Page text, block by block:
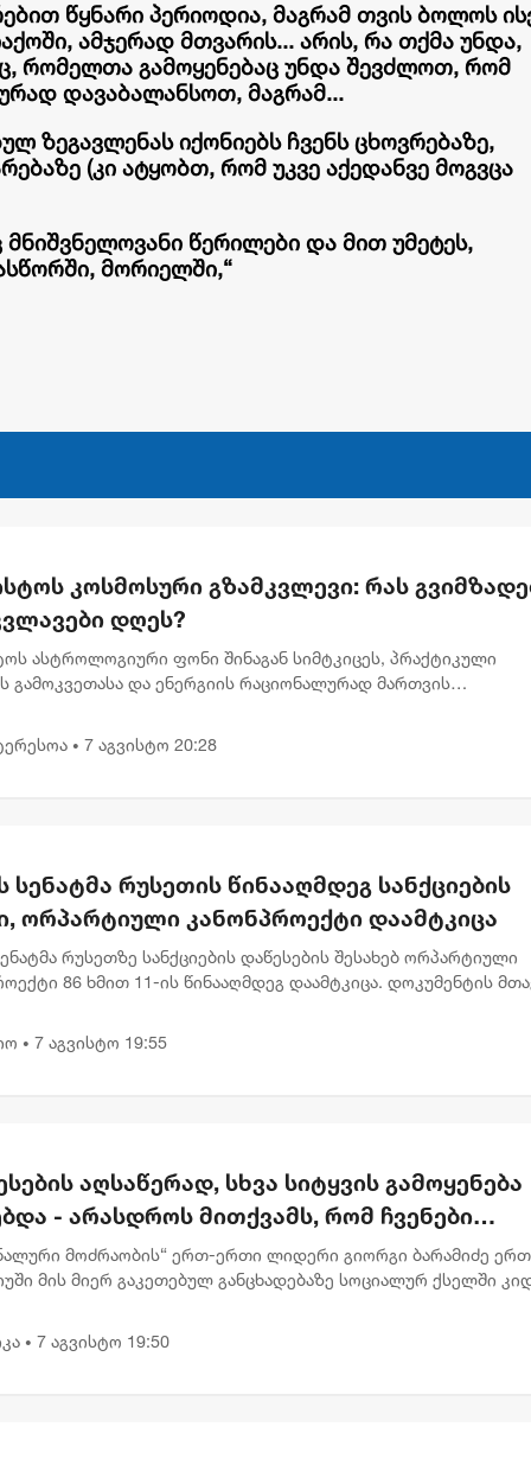
წყნარი პერიოდია, მაგრამ თვის ბოლოს
ამჯერად მთვარის... არის, რა თქმა უნდა,
რომელთა გამოყენებაც უნდა შევძლოთ, რომ
დავაბალანსოთ, მაგრამ...
ზეგავლენას იქონიებს ჩვენს ცხოვრებაზე,
(კი ატყობთ, რომ უკვე აქედანვე მოგვცა
მნიშვნელოვანი წერილები და მით უმეტეს,
მორიელში,“
კოსმოსური გზამკვლევი: რას
დღეს?
ასტროლოგიური ფონი შინაგან სიმტკიცეს, პრაქტიკული
გამოკვეთასა და ენერგიის რაციონალურად მართვის
• 7 აგვისტო 20:28
სენატმა რუსეთის წინააღმდეგ სანქციების
ორპარტიული კანონპროექტი დაამტკიცა
რუსეთზე სანქციების დაწესების შესახებ ორპარტიული
86 ხმით 11-ის წინააღმდეგ დაამტკიცა. დოკუმენტის
• 7 აგვისტო 19:55
აღსაწერად, სხვა სიტყვის გამოყენება
- არასდროს მითქვამს, რომ ჩვენები
ან დატყვევებულს "ხვრეტდნენ" -
მოძრაობის“ ერთ-ერთი ლიდერი გიორგი ბარამიძე
მის მიერ გაკეთებულ განცხადებაზე სოციალურ ქსელში
• 7 აგვისტო 19:50